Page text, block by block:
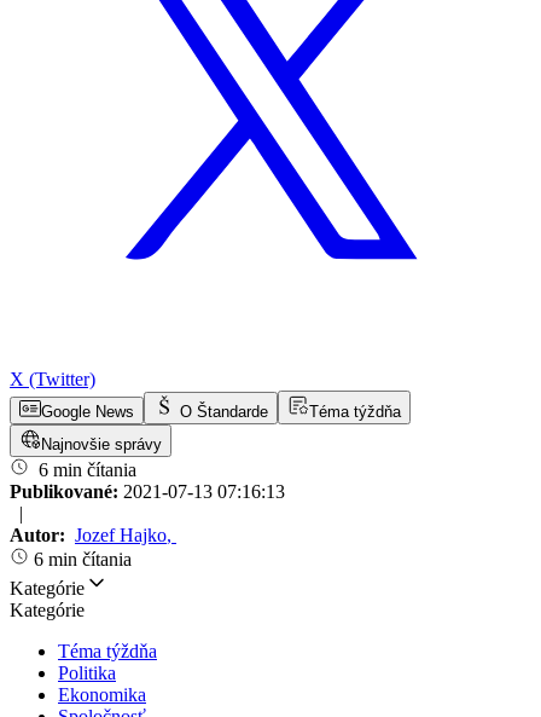
X (Twitter)
Google News O Štandarde
Téma týždňa
Najnovšie správy
6 min čítania
Publikované: 2021-07-13 07:16:13
Autor: Jozef Hajko,
6 min čítania
Kategórie
Kategórie
Téma týždňa
Politika
Ekonomika